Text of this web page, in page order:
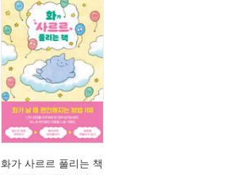
화가 사르르 풀리는 책